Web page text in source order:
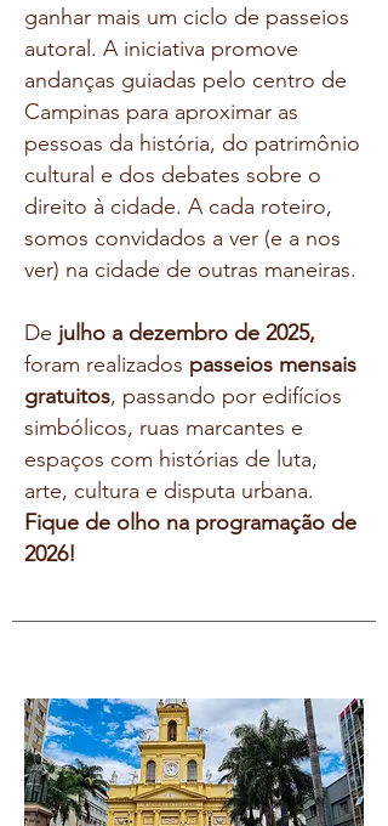
ganhar mais um ciclo de passeios
autoral. A iniciativa promove
andanças guiadas pelo centro de
Campinas para aproximar as
pessoas da história, do patrimônio
cultural e dos debates sobre o
direito à cidade. A cada roteiro,
somos convidados a ver (e a nos
ver) na cidade de outras maneiras.
De julho a dezembro de 2025,
foram realizados passeios mensais
gratuitos, passando por edifícios
simbólicos, ruas marcantes e
espaços com histórias de luta,
arte, cultura e disputa urbana.
Fique de olho na programação de
2026!